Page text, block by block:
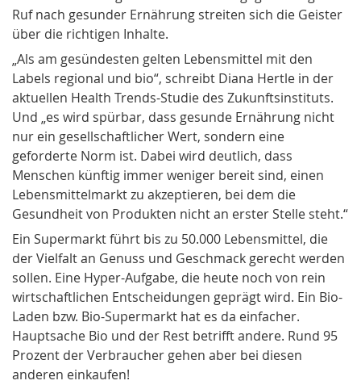
Ruf nach gesunder Ernährung streiten sich die Geister
über die richtigen Inhalte.
„Als am gesündesten gelten Lebensmittel mit den
Labels regional und bio“, schreibt Diana Hertle in der
aktuellen Health Trends-Studie des Zukunftsinstituts.
Und „es wird spürbar, dass gesunde Ernährung nicht
nur ein gesellschaftlicher Wert, sondern eine
geforderte Norm ist. Dabei wird deutlich, dass
Menschen künftig immer weniger bereit sind, einen
Lebensmittelmarkt zu akzeptieren, bei dem die
Gesundheit von Produkten nicht an erster Stelle steht.“
Ein Supermarkt führt bis zu 50.000 Lebensmittel, die
der Vielfalt an Genuss und Geschmack gerecht werden
sollen. Eine Hyper-Aufgabe, die heute noch von rein
wirtschaftlichen Entscheidungen geprägt wird. Ein Bio-
Laden bzw. Bio-Supermarkt hat es da einfacher.
Hauptsache Bio und der Rest betrifft andere. Rund 95
Prozent der Verbraucher gehen aber bei diesen
anderen einkaufen!